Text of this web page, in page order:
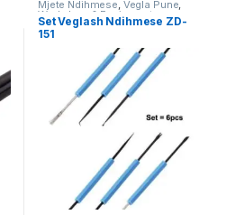
Mjete Ndihmese, Vegla Pune,
Workshop & Equipment
Set Veglash Ndihmese ZD-
151